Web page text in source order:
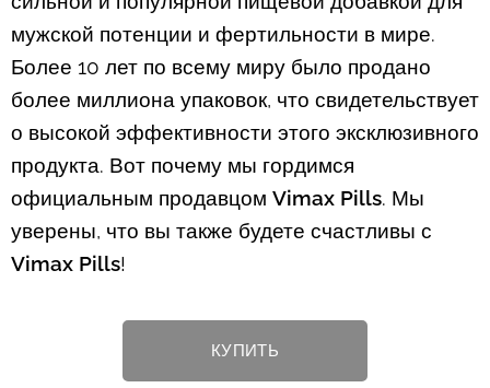
мужской потенции и фертильности в мире.
Более 10 лет по всему миру было продано
более миллиона упаковок, что свидетельствует
о высокой эффективности этого эксклюзивного
продукта. Вот почему мы гордимся
официальным продавцом Vimax Pills. Мы
уверены, что вы также будете счастливы с
Vimax Pills!
КУПИТЬ